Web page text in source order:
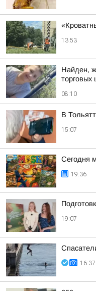
13:53
Найден,
торговых
08:10
В
15:07
Сегодня
19:36
19:07
16:37